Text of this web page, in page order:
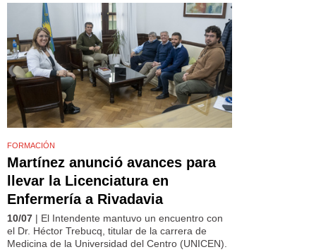
FORMACIÓN
Martínez anunció avances para
llevar la Licenciatura en
Enfermería a Rivadavia
10/07 | El Intendente mantuvo un encuentro con
el Dr. Héctor Trebucq, titular de la carrera de
Medicina de la Universidad del Centro (UNICEN).